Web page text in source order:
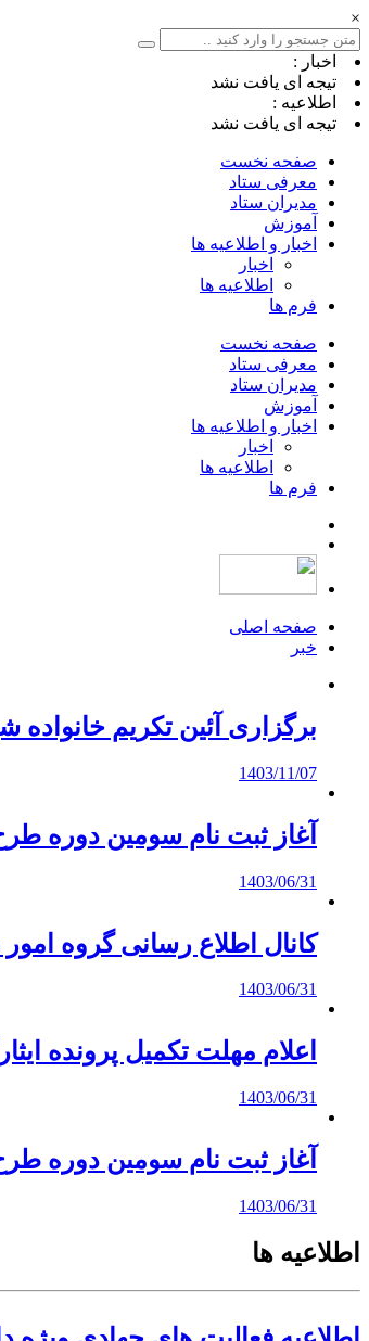
×
اخبار :
تیجه ای یافت نشد
اطلاعیه :
تیجه ای یافت نشد
صفحه نخست
معرفی ستاد
مدیران ستاد
آموزش
اخبار و اطلاعیه ها
اخبار
اطلاعیه ها
فرم ها
صفحه نخست
معرفی ستاد
مدیران ستاد
آموزش
اخبار و اطلاعیه ها
اخبار
اطلاعیه ها
فرم ها
صفحه اصلی
خبر
برگزاری آئین تکریم
1403/11/07
آغاز ثبت نام سومین دوره
1403/06/31
کانال اطلاع رسانی گروه امور
1403/06/31
اعلام مهلت تکمیل پرونده
1403/06/31
آغاز ثبت نام سومین دوره
1403/06/31
اطلاعیه ها